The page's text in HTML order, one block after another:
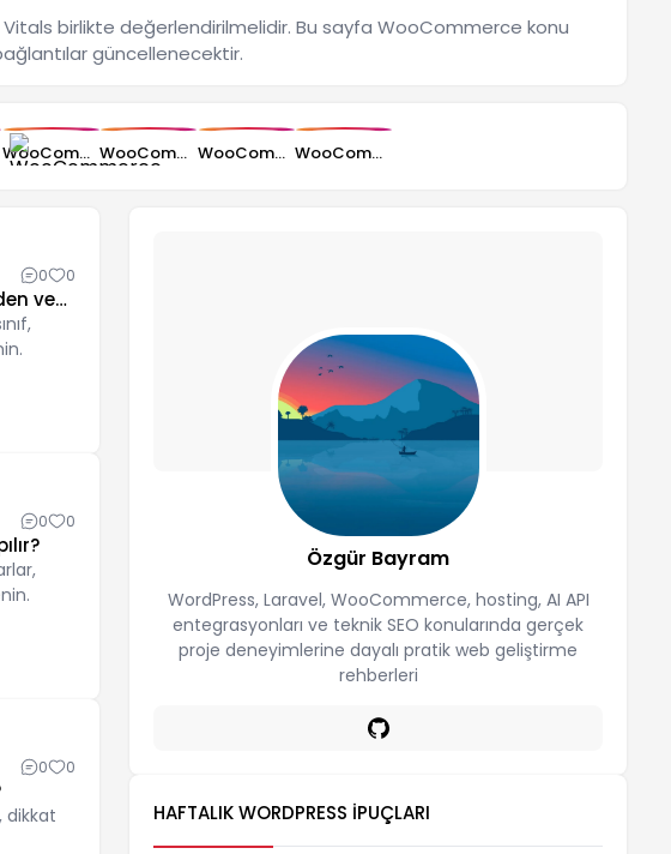
Vitals birlikte değerlendirilmelidir. Bu sayfa WooCommerce konu
güncellenecektir.
WooCommerce Ödeme Sayfası Terk Etme Sorunu Nasıl Azaltılır? WooCommerce İade ve Değişim Sayfası Nasıl Hazırlanır? WooCommerce Güvenlik: Mağazanızı Korumak İçin 12 Ayar WooCommerce KDV ve Vergi Ayarları Nasıl Yapılır?
0 0
ve
0 0
0 0
dikkat
Özgür Bayram
WordPress, Laravel, WooCommerce, hosting, AI API
entegrasyonları ve teknik SEO konularında gerçek
proje deneyimlerine dayalı pratik web geliştirme
rehberleri
HAFTALIK WORDPRESS İPUÇLARI